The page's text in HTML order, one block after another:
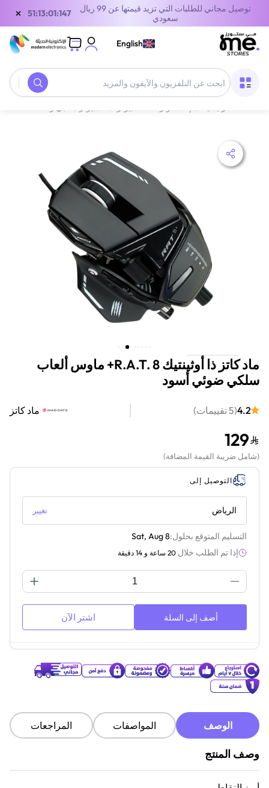
توصيل مجاني للطلبات التي تزيد قيمتها عن 99 ريال
سعودي
51:13:01:147
×
English
ماد كاتز ذا أوثينتيك R.A.T. 8+ ماوس ألعاب
سلكي ضوئي أسود
4.2
(
5تقييمات) ماد كاتز
129
(شامل ضريبة القيمة المضافة)
التوصيل إلى
الرياض تغيير
التسليم المتوقع بحلول:Sat, Aug 8
إذا تم الطلب خلال 20 ساعة و 14 دقيقة
أضف إلى السلة اشتر الآن
الوصف المواصفات المراجعات
وصف المنتج